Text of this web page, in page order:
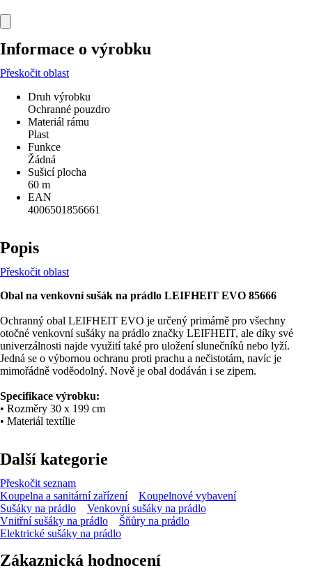
Informace o výrobku
Přeskočit oblast
Druh výrobku
Ochranné pouzdro
Materiál rámu
Plast
Funkce
Žádná
Sušicí plocha
60 m
EAN
4006501856661
Popis
Přeskočit oblast
Obal na venkovní sušák na prádlo LEIFHEIT EVO 85666
Ochranný obal LEIFHEIT EVO je určený primárně pro všechny
otočné venkovní sušáky na prádlo značky LEIFHEIT, ale díky své
univerzálnosti najde využití také pro uložení slunečníků nebo lyží.
Jedná se o výbornou ochranu proti prachu a nečistotám, navíc je
mimořádně voděodolný. Nově je obal dodáván i se zipem.
Specifikace výrobku:
• Rozměry 30 x 199 cm
• Materiál textílie
Další kategorie
Přeskočit seznam
Koupelna a sanitární zařízení
Koupelnové vybavení
Sušáky na prádlo
Venkovní sušáky na prádlo
Vnitřní sušáky na prádlo
Šňůry na prádlo
Elektrické sušáky na prádlo
Zákaznická hodnocení